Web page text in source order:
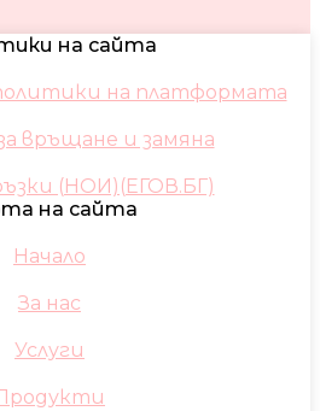
на сайта
на платформата
връщане и замяна
(НОИ)(ЕГОВ.БГ)
на сайта
Начало
За нас
Услуги